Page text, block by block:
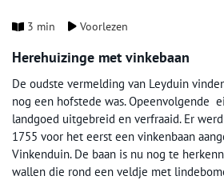
3 min Voorlezen
Herehuizinge met vinkebaan
De oudste vermelding van Leyduin
nog een hofstede was. Opeenvolgende
landgoed uitgebreid en verfraaid. Er
1755 voor het eerst een vinkenbaan
Vinkenduin. De baan is nu nog te
wallen die rond een veldje met